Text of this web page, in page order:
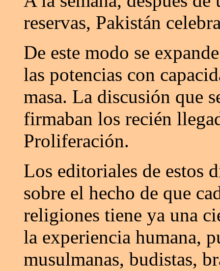
reservas, Pakistán
De este modo se
las potencias con
masa. La discusión que
firmaban los recién
Proliferación.
Los editoriales de estos
sobre el hecho de que
religiones tiene ya una
la experiencia humana,
musulmanas, budistas,